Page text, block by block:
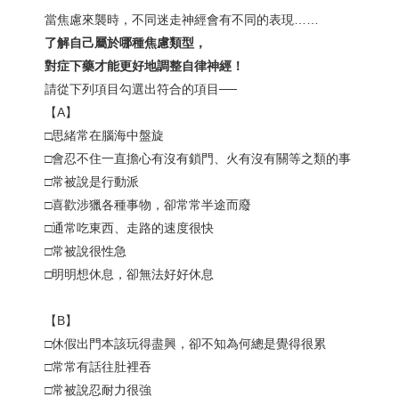
當焦慮來襲時，不同迷走神經會有不同的表現……
了解自己屬於哪種焦慮類型，
對症下藥才能更好地調整自律神經！
請從下列項目勾選出符合的項目──
【A】
□思緒常在腦海中盤旋
□會忍不住一直擔心有沒有鎖門、火有沒有關等之類的事
□常被說是行動派
□喜歡涉獵各種事物，卻常常半途而廢
□通常吃東西、走路的速度很快
□常被說很性急
□明明想休息，卻無法好好休息
【B】
□休假出門本該玩得盡興，卻不知為何總是覺得很累
□常常有話往肚裡吞
□常被說忍耐力很強